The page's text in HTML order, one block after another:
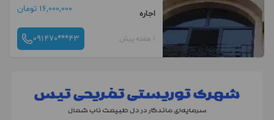
اجاره
16,000,000 تومان
1 هفته پیش 091470***43